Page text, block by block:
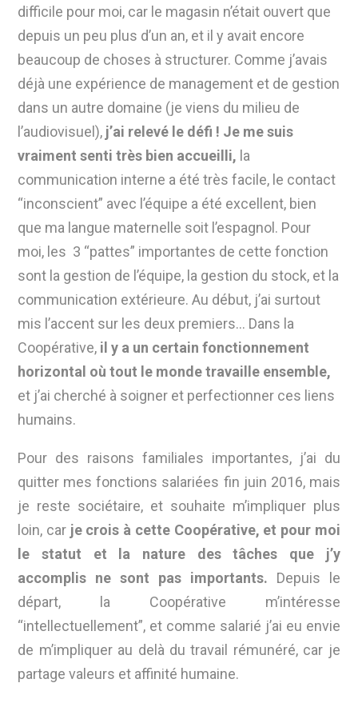
difficile pour moi, car le magasin n’était ouvert que
depuis un peu plus d’un an, et il y avait encore
beaucoup de choses à structurer. Comme j’avais
déjà une expérience de management et de gestion
dans un autre domaine (je viens du milieu de
l’audiovisuel), j’ai relevé le défi ! Je me suis
vraiment senti très bien accueilli, la
communication interne a été très facile, le contact
“inconscient” avec l’équipe a été excellent, bien
que ma langue maternelle soit l’espagnol. Pour
moi, les 3 “pattes” importantes de cette fonction
sont la gestion de l’équipe, la gestion du stock, et la
communication extérieure. Au début, j’ai surtout
mis l’accent sur les deux premiers… Dans la
Coopérative, il y a un certain fonctionnement
horizontal où tout le monde travaille ensemble,
et j’ai cherché à soigner et perfectionner ces liens
humains.
Pour des raisons familiales importantes, j’ai du
quitter mes fonctions salariées fin juin 2016, mais
je reste sociétaire, et souhaite m’impliquer plus
loin, car je crois à cette Coopérative, et pour moi
le statut et la nature des tâches que j’y
accomplis ne sont pas importants.
Depuis le
départ, la Coopérative m’intéresse
“intellectuellement”, et comme salarié j’ai eu envie
de m’impliquer au delà du travail rémunéré, car je
partage valeurs et affinité humaine.